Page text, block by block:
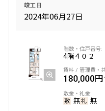
竣工日
2024年06月27日
4階４０２
180,000円
無 無